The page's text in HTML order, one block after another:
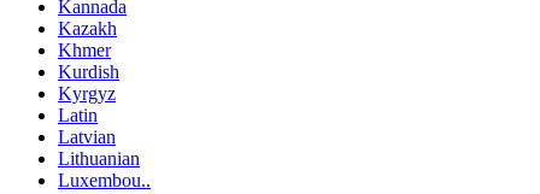
Kannada
Kazakh
Khmer
Kurdish
Kyrgyz
Latin
Latvian
Lithuanian
Luxembou..